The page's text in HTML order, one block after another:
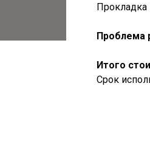
Прокладка
Проблема
Итого
Срок